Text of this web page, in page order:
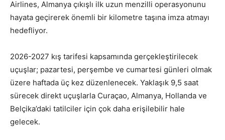
Airlines, Almanya çıkışlı ilk uzun menzilli operasyonunu
hayata geçirerek önemli bir kilometre taşına imza atmayı
hedefliyor.
2026-2027 kış tarifesi kapsamında gerçekleştirilecek
uçuşlar; pazartesi, perşembe ve cumartesi günleri olmak
üzere haftada üç kez düzenlenecek. Yaklaşık 9,5 saat
sürecek direkt uçuşlarla Curaçao, Almanya, Hollanda ve
Belçika’daki tatilciler için çok daha erişilebilir hale
gelecek.